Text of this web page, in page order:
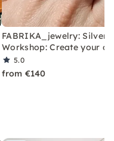
FABRIKA_jewelry: Silver
Workshop: Create your
5.0
from €140